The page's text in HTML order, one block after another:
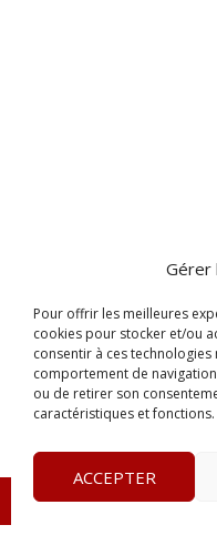
Gérer
Pour offrir les meilleures
cookies pour stocker et/ou
consentir à ces
comportement de
ou de retirer son
caractéristiques et fonctions.
ACCEPTER
© 2023L’apostille